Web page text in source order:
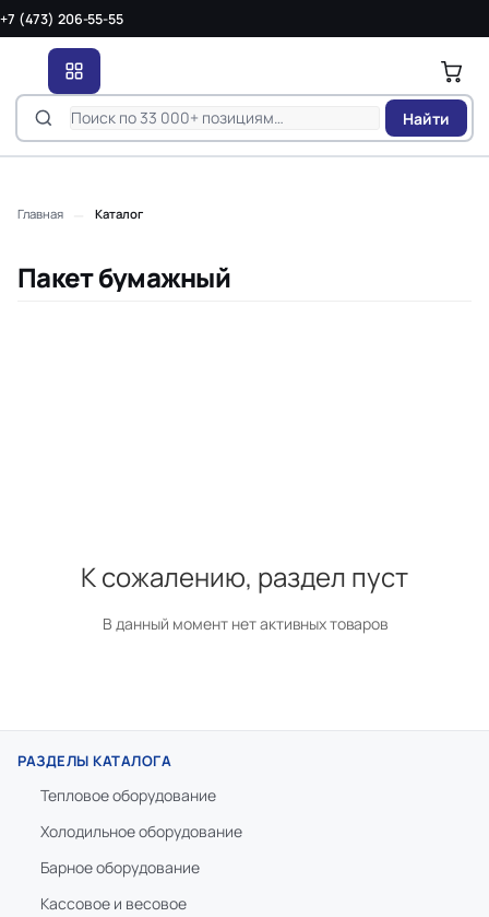
+7 (473) 206-55-55
Найти
Главная Каталог
Пакет бумажный
К сожалению, раздел пуст
В данный момент нет активных товаров
РАЗДЕЛЫ КАТАЛОГА
Тепловое оборудование
Холодильное оборудование
Барное оборудование
Кассовое и весовое